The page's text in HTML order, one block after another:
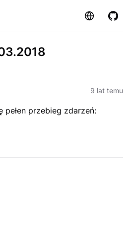
Strona GitHub
9 lat temu
pełen przebieg zdarzeń: